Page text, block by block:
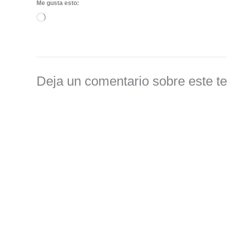
Me gusta esto:
Cargando...
Deja un comentario sobre este